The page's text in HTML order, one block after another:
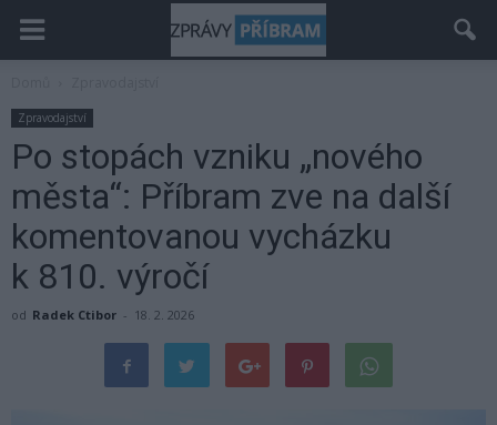
Zpravodajství
Po stopách vzniku „nového
města“: Příbram zve na další
komentovanou vycházku
k 810. výročí
od Radek Ctibor - 18. 2. 2026